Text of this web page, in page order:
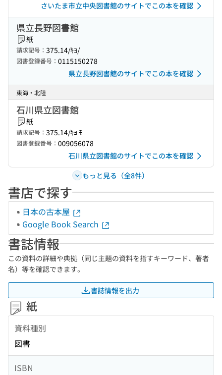
さいたま市立中央図書館のサイトでこの本を確認
県立長野図書館
紙
請求記号： 375.14/ｷﾖ/
図書登録番号： 0115150278
県立長野図書館のサイトでこの本を確認
東海・北陸
石川県立図書館
紙
請求記号： 375.14/ｷﾖ ﾓ
図書登録番号： 009056078
石川県立図書館のサイトでこの本を確認
もっと見る（全8件）
書店で探す
日本の古本屋
Google Book Search
書誌情報
この資料の詳細や典拠（同じ主題の資料を指すキーワード、著者
名）等を確認できます。
書誌情報を出力
紙
資料種別
図書
ISBN